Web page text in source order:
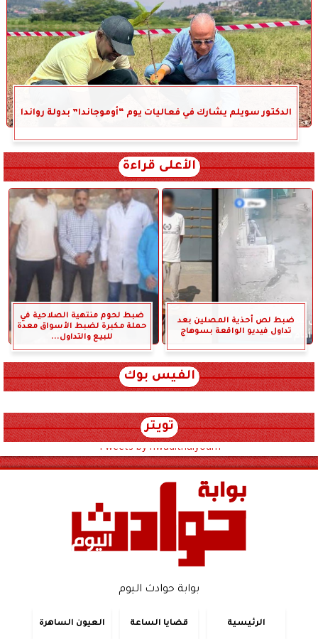
الدكتور سويلم يشارك في فعاليات يوم “أوموجاندا” بدولة رواندا
الأعلى قراءة
ضبط لص أحذية المصلين بعد
تداول فيديو الواقعة بسوهاج
ضبط لحوم منتهية الصلاحية في
حملة مكبرة لضبط الأسواق معدة
للبيع والتداول...
الفيس بوك
تويتر
Tweets by hwadithalyoum
بوابة حوادث اليوم
الرئيسية قضايا الساعة العيون الساهرة